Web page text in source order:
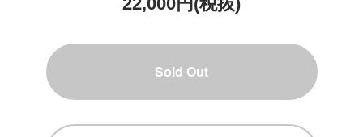
Sold Out